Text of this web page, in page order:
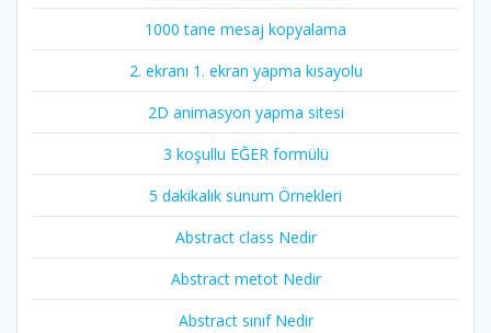
1000 tane mesaj kopyalama
2. ekranı 1. ekran yapma kısayolu
2D animasyon yapma sitesi
3 koşullu EĞER formülü
5 dakikalık sunum Örnekleri
Abstract class Nedir
Abstract metot Nedir
Abstract sınıf Nedir